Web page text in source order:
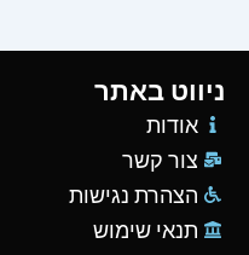
ניווט באתר
אודות
צור קשר
הצהרת נגישות
תנאי שימוש